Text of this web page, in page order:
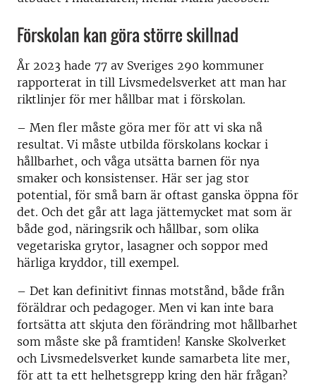
Förskolan kan göra större skillnad
År 2023 hade 77 av Sveriges 290 kommuner
rapporterat in till Livsmedelsverket att man har
riktlinjer för mer hållbar mat i förskolan.
– Men fler måste göra mer för att vi ska nå
resultat. Vi måste utbilda förskolans kockar i
hållbarhet, och våga utsätta barnen för nya
smaker och konsistenser. Här ser jag stor
potential, för små barn är oftast ganska öppna för
det. Och det går att laga jättemycket mat som är
både god, näringsrik och hållbar, som olika
vegetariska grytor, lasagner och soppor med
härliga kryddor, till exempel.
– Det kan definitivt finnas motstånd, både från
föräldrar och pedagoger. Men vi kan inte bara
fortsätta att skjuta den förändring mot hållbarhet
som måste ske på framtiden! Kanske Skolverket
och Livsmedelsverket kunde samarbeta lite mer,
för att ta ett helhetsgrepp kring den här frågan?